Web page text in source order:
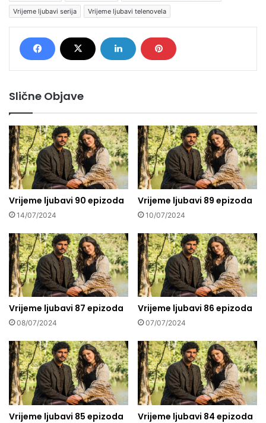
Vrijeme ljubavi serija
Vrijeme ljubavi telenovela
Slične Objave
Vrijeme ljubavi 90 epizoda
14/07/2024
Vrijeme ljubavi 89 epizoda
10/07/2024
Vrijeme ljubavi 87 epizoda
08/07/2024
Vrijeme ljubavi 86 epizoda
07/07/2024
Vrijeme ljubavi 85 epizoda Vrijeme ljubavi 84 epizoda